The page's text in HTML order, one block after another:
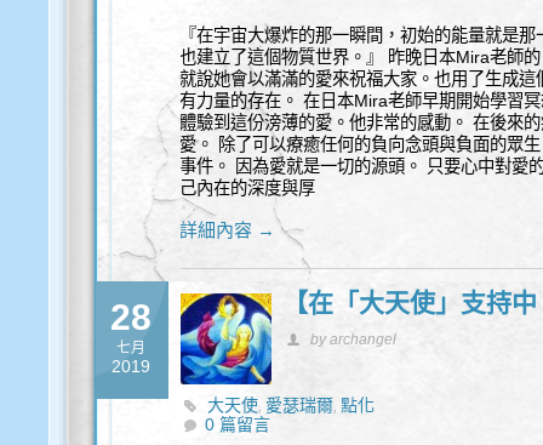
『在宇宙大爆炸的那一瞬間，初始的能量就是
也建立了這個物質世界。』 昨晚日本Mira老師
就說她會以滿滿的愛來祝福大家。也用了生成
有力量的存在。 在日本Mira老師早期開始學習
體驗到這份滂薄的愛。他非常的感動。 在後來
愛。 除了可以療癒任何的負向念頭與負面的眾
事件。 因為愛就是一切的源頭。 只要心中對愛
己內在的深度與厚
詳細內容 →
28
七月
2019
【在「大天使」支持
by archangel
大天使, 愛瑟瑞爾,點化
0 篇留言